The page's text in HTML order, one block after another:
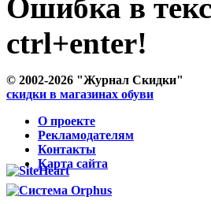
Ошибка в
ctrl+enter!
© 2002-2026 "Журнал Скидки"
скидки в магазинах обуви
О проекте
Рекламодателям
Контакты
Карта сайта